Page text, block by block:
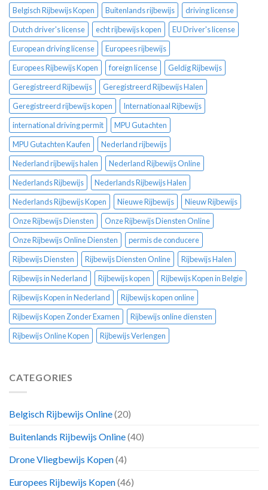
Belgisch Rijbewijs Kopen
Buitenlands rijbewijs
driving license
Dutch driver's license
echt rijbewijs kopen
EU Driver's license
European driving license
Europees rijbewijs
Europees Rijbewijs Kopen
foreign license
Geldig Rijbewijs
Geregistreerd Rijbewijs
Geregistreerd Rijbewijs Halen
Geregistreerd rijbewijs kopen
Internationaal Rijbewijs
international driving permit
MPU Gutachten
MPU Gutachten Kaufen
Nederland rijbewijs
Nederland rijbewijs halen
Nederland Rijbewijs Online
Nederlands Rijbewijs
Nederlands Rijbewijs Halen
Nederlands Rijbewijs Kopen
Nieuwe Rijbewijs
Nieuw Rijbewijs
Onze Rijbewijs Diensten
Onze Rijbewijs Diensten Online
Onze Rijbewijs Online Diensten
permis de conducere
Rijbewijs Diensten
Rijbewijs Diensten Online
Rijbewijs Halen
Rijbewijs in Nederland
Rijbewijs kopen
Rijbewijs Kopen in Belgie
Rijbewijs Kopen in Nederland
Rijbewijs kopen online
Rijbewijs Kopen Zonder Examen
Rijbewijs online diensten
Rijbewijs Online Kopen
Rijbewijs Verlengen
CATEGORIES
Belgisch Rijbewijs Online(20)
Buitenlands Rijbewijs Online(40)
Drone Vliegbewijs Kopen(4)
Europees Rijbewijs Kopen(46)